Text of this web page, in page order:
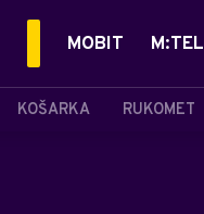
KOŠARKA RUKOMET
MOBIT M:TEL